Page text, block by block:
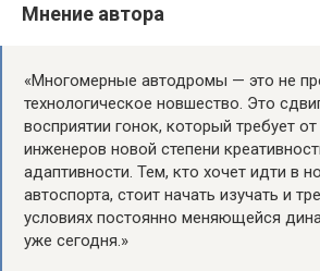
Мнение автора
«Многомерные автодромы — это не
технологическое новшество. Это
восприятии гонок, который требует
инженеров новой степени
адаптивности. Тем, кто хочет идти в
автоспорта, стоит начать изучать и
условиях постоянно меняющейся
уже сегодня.»